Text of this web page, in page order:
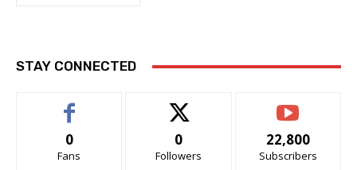
STAY CONNECTED
0
Fans
0
Followers
22,800
Subscribers